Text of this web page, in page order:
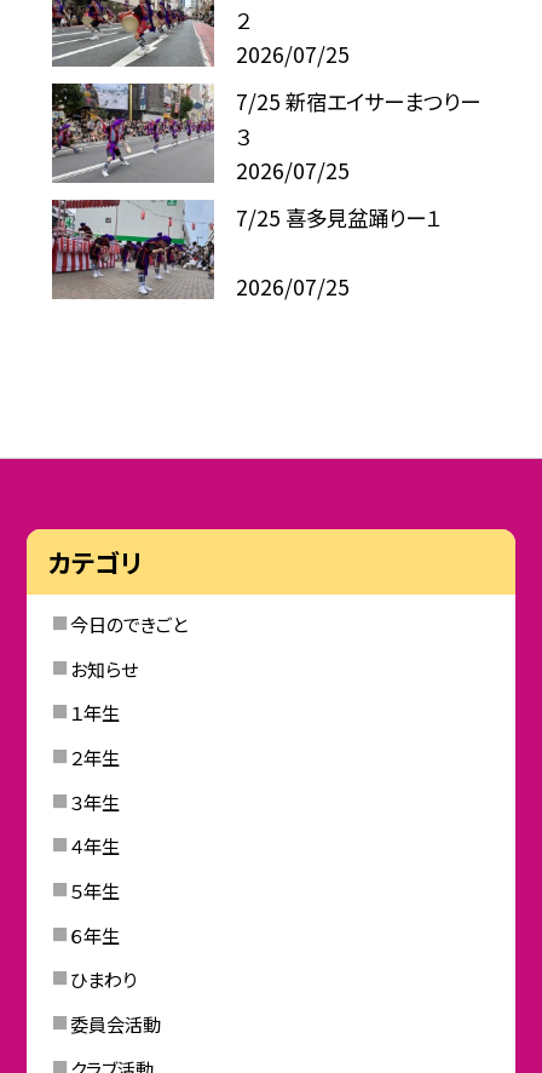
２
2026/07/25
7/25 新宿エイサーまつりー
３
2026/07/25
7/25 喜多見盆踊りー１
2026/07/25
カテゴリ
今日のできごと
お知らせ
１年生
２年生
３年生
４年生
５年生
６年生
ひまわり
委員会活動
クラブ活動